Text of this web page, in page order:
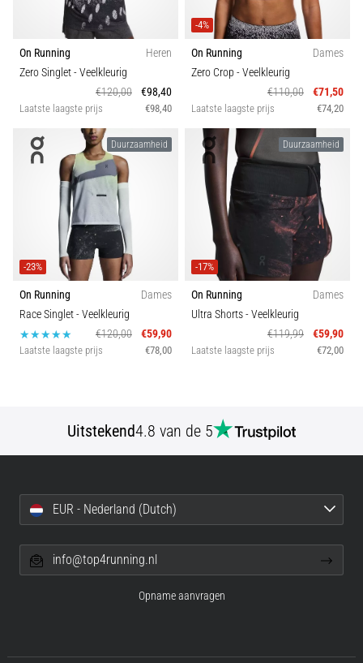
On Running
Heren
Zero Singlet- Veelkleurig
€120,00
€98,40
Laatste laagste prijs €98,40
-4%
On Running
Dames
Zero Crop - Veelkleurig
€110,00
€71,50
Laatste laagste prijs €74,20
Duurzaamheid
-23%
On Running
Dames
Race Singlet- Veelkleurig
€120,00
€59,90
Laatste laagste prijs €78,00
Duurzaamheid
-17%
On Running
Dames
Ultra Shorts- Veelkleurig
€119,99
€59,90
Laatste laagste prijs €72,00
Uitstekend4.8 van de 5
EUR - Nederland (Dutch)
info@top4running.nl
Opname aanvragen